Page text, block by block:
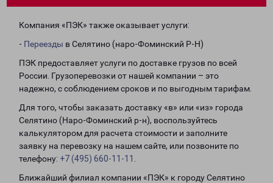
Компания «ПЭК» также оказывает услуги:
- Переезды в Селятино (наро-Фоминский Р-Н)
ПЭК предоставляет услуги по доставке грузов по всей
России. Грузоперевозки от нашей компании – это
надежно, с соблюдением сроков и по выгодным тарифам.
Для того, чтобы заказать доставку «в» или «из» города
Селятино (Наро-Фоминский р-н), воспользуйтесь
калькулятором для расчета стоимости и заполните
заявку на перевозку на нашем сайте, или позвоните по
телефону: +7 (495) 660-11-11
Ближайший филиал компании «ПЭК» к городу Селятино